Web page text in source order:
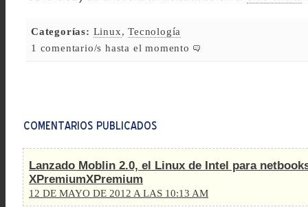
Categorías: Linux,Tecnología
1 comentario/s hasta el momento
Lanzado Moblin 2.0, el Linux de Intel para
XPremiumXPremium
12 DE MAYO DE 2012 A LAS 10:13 AM